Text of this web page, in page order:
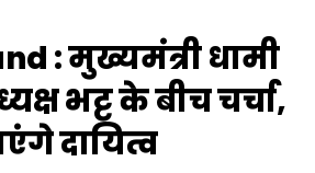
: मुख्यमंत्री धामी
भट्ट के बीच चर्चा,
दायित्व